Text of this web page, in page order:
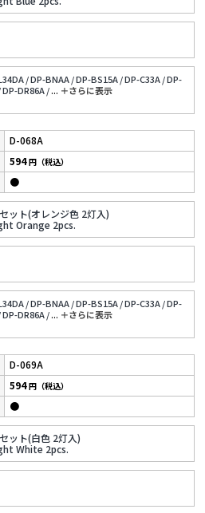
/DP-BNAA /DP-BS15A /DP-C33A /DP-
DP-DR86A /... ＋さらに表⽰
D-068A
ット(オレンジ色 2灯入)
Orange 2pcs.
594円（税込）
●
/DP-BNAA /DP-BS15A /DP-C33A /DP-
DP-DR86A /... ＋さらに表⽰
D-069A
ット(白色 2灯入)
White 2pcs.
594円（税込）
●